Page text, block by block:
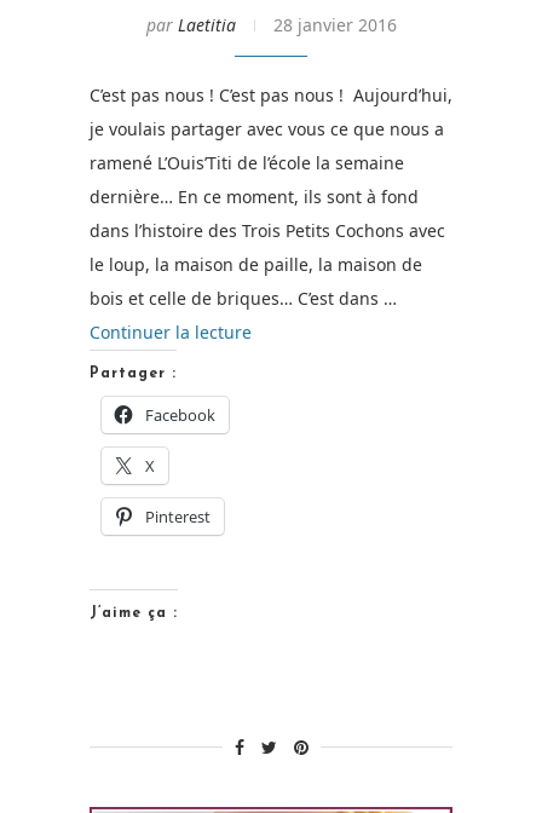
par Laetitia 28 janvier 2016
C’est pas nous ! C’est pas nous ! Aujourd’hui,
je voulais partager avec vous ce que nous a
ramené L’Ouis’Titi de l’école la semaine
dernière… En ce moment, ils sont à fond
dans l’histoire des Trois Petits Cochons avec
le loup, la maison de paille, la maison de
bois et celle de briques… C’est dans …
Continuer la lecturede
Partager :
Facebook
X
Pinterest
J’aime ça :